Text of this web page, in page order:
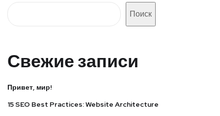
Поиск
Свежие записи
Привет, мир!
15 SEO Best Practices: Website Architecture